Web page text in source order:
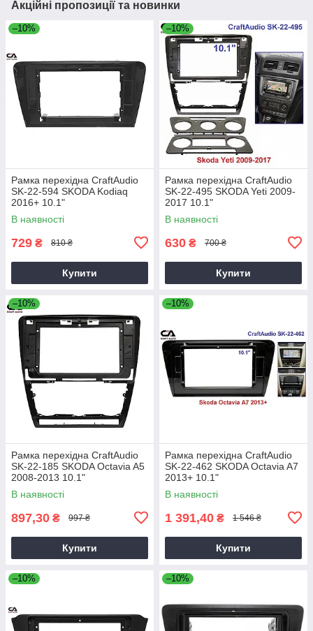
Акційні пропозиції та новинки
–10%
Рамка перехідна CraftAudio
SK-22-594 SKODA Kodiaq
2016+ 10.1"
В наявності
729 ₴ 810 ₴
Купити
–10%
Рамка перехідна CraftAudio
SK-22-495 SKODA Yeti 2009-
2017 10.1"
В наявності
630 ₴ 700 ₴
Купити
–10%
Рамка перехідна CraftAudio
SK-22-185 SKODA Octavia A5
2008-2013 10.1"
В наявності
897,30 ₴ 997 ₴
Купити
–10%
Рамка перехідна CraftAudio
SK-22-462 SKODA Octavia A7
2013+ 10.1"
В наявності
1 391,40 ₴ 1 546 ₴
Купити
–10% –10%